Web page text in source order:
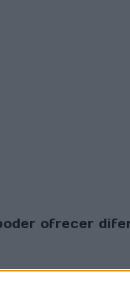
ofrecer